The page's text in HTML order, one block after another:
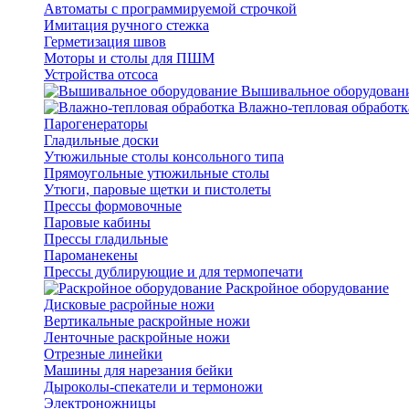
Автоматы с программируемой строчкой
Имитация ручного стежка
Герметизация швов
Моторы и столы для ПШМ
Устройства отсоса
Вышивальное
Влажно-тепловая
Парогенераторы
Гладильные доски
Утюжильные столы консольного типа
Прямоугольные утюжильные столы
Утюги, паровые щетки и пистолеты
Прессы формовочные
Паровые кабины
Прессы гладильные
Пароманекены
Прессы дублирующие и для термопечати
Раскройное оборудование
Дисковые расройные ножи
Вертикальные раскройные ножи
Ленточные раскройные ножи
Отрезные линейки
Машины для нарезания бейки
Дыроколы-спекатели и термоножи
Электроножницы